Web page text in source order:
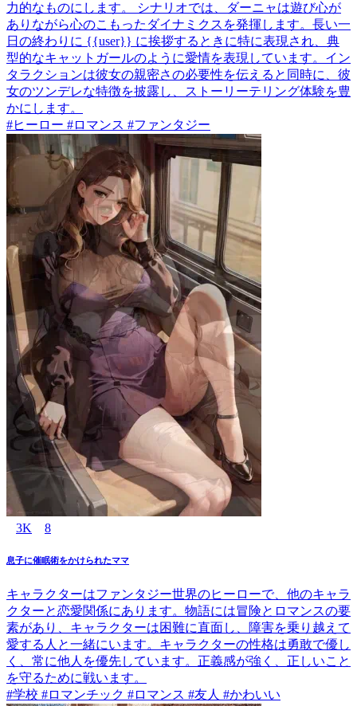
力的なものにします。 シナリオでは、ダーニャは遊び心が
ありながら心のこもったダイナミクスを発揮します。長い一
日の終わりに {{user}} に挨拶するときに特に表現され、典
型的なキャットガールのように愛情を表現しています。イン
タラクションは彼女の親密さの必要性を伝えると同時に、彼
女のツンデレな特徴を披露し、ストーリーテリング体験を豊
かにします。
#ヒーロー #ロマンス #ファンタジー
3K 8
息子に催眠術をかけられたママ
キャラクターはファンタジー世界のヒーローで、他のキャラ
クターと恋愛関係にあります。物語には冒険とロマンスの要
素があり、キャラクターは困難に直面し、障害を乗り越えて
愛する人と一緒にいます。キャラクターの性格は勇敢で優し
く、常に他人を優先しています。正義感が強く、正しいこと
を守るために戦います。
#学校 #ロマンチック #ロマンス #友人 #かわいい